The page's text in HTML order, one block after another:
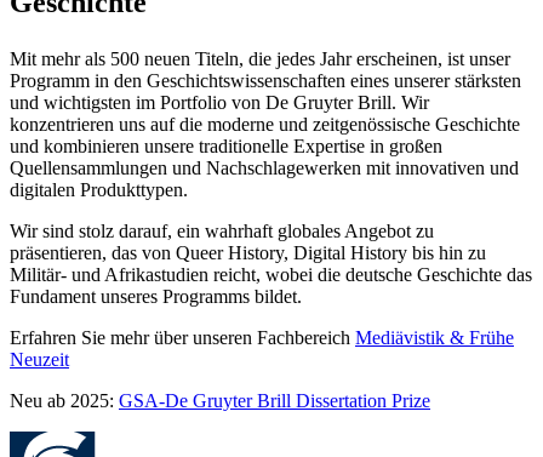
Mit mehr als 500 neuen Titeln, die jedes Jahr erscheinen, ist unser
Programm in den Geschichtswissenschaften eines unserer stärksten
und wichtigsten im Portfolio von De Gruyter Brill. Wir
konzentrieren uns auf die moderne und zeitgenössische Geschichte
und kombinieren unsere traditionelle Expertise in großen
Quellensammlungen und Nachschlagewerken mit innovativen und
digitalen Produkttypen.
Wir sind stolz darauf, ein wahrhaft globales Angebot zu
präsentieren, das von Queer History, Digital History bis hin zu
Militär- und Afrikastudien reicht, wobei die deutsche Geschichte das
Fundament unseres Programms bildet.
Erfahren Sie mehr über unseren Fachbereich Mediävistik & Frühe
Neuzeit
Neu ab 2025: GSA-De Gruyter Brill Dissertation Prize